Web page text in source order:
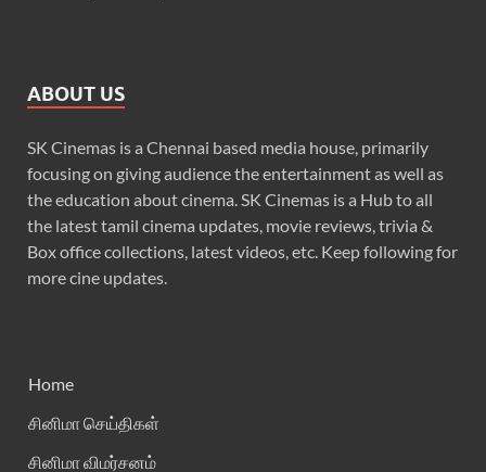
ABOUT US
SK Cinemas is a Chennai based media house, primarily
focusing on giving audience the entertainment as well as
the education about cinema. SK Cinemas is a Hub to all
the latest tamil cinema updates, movie reviews, trivia &
Box office collections, latest videos, etc. Keep following for
more cine updates.
Home
சினிமா செய்திகள்
சினிமா விமர்சனம்